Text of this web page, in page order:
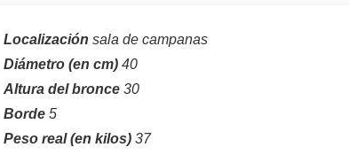
Localización sala de campanas
Diámetro (en cm) 40
Altura del bronce 30
Borde 5
Peso real (en kilos) 37